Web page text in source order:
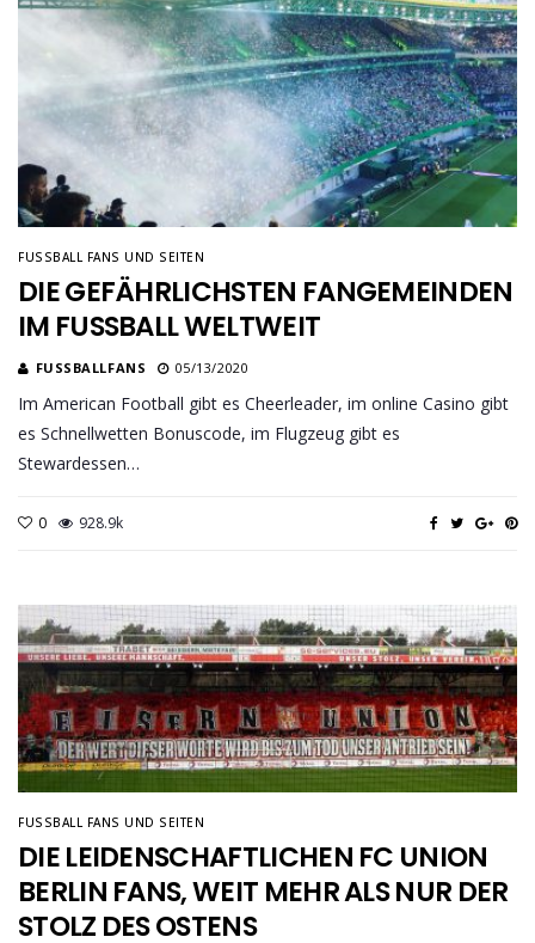
FUSSBALL FANS UND SEITEN
DIE GEFÄHRLICHSTEN FANGEMEINDEN
IM FUSSBALL WELTWEIT
FUSSBALLFANS 05/13/2020
Im American Football gibt es Cheerleader, im online Casino gibt
es Schnellwetten Bonuscode, im Flugzeug gibt es
Stewardessen…
0 928.9k
FUSSBALL FANS UND SEITEN
DIE LEIDENSCHAFTLICHEN FC UNION
BERLIN FANS, WEIT MEHR ALS NUR DER
STOLZ DES OSTENS